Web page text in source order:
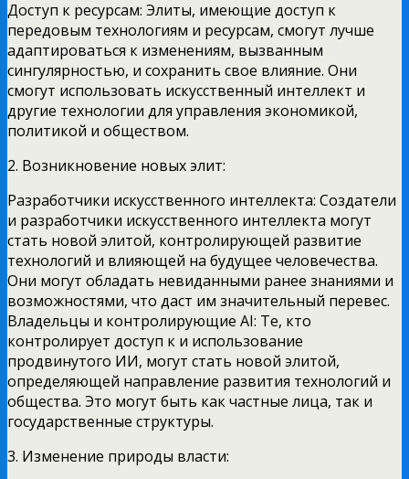
Доступ к ресурсам: Элиты, имеющие доступ к
передовым технологиям и ресурсам, смогут лучше
адаптироваться к изменениям, вызванным
сингулярностью, и сохранить свое влияние. Они
смогут использовать искусственный интеллект и
другие технологии для управления экономикой,
политикой и обществом.
2. Возникновение новых элит:
Разработчики искусственного интеллекта: Создатели
и разработчики искусственного интеллекта могут
стать новой элитой, контролирующей развитие
технологий и влияющей на будущее человечества.
Они могут обладать невиданными ранее знаниями и
возможностями, что даст им значительный перевес.
Владельцы и контролирующие AI: Те, кто
контролирует доступ к и использование
продвинутого ИИ, могут стать новой элитой,
определяющей направление развития технологий и
общества. Это могут быть как частные лица, так и
государственные структуры.
3. Изменение природы власти: